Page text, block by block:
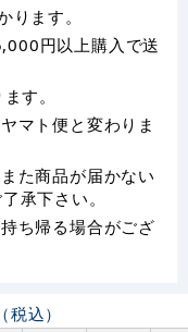
ります。
円以上購入で送
す。
マト便と変わりま
た商品が届かない
承下さい。
ち帰る場合がござ
（税込）